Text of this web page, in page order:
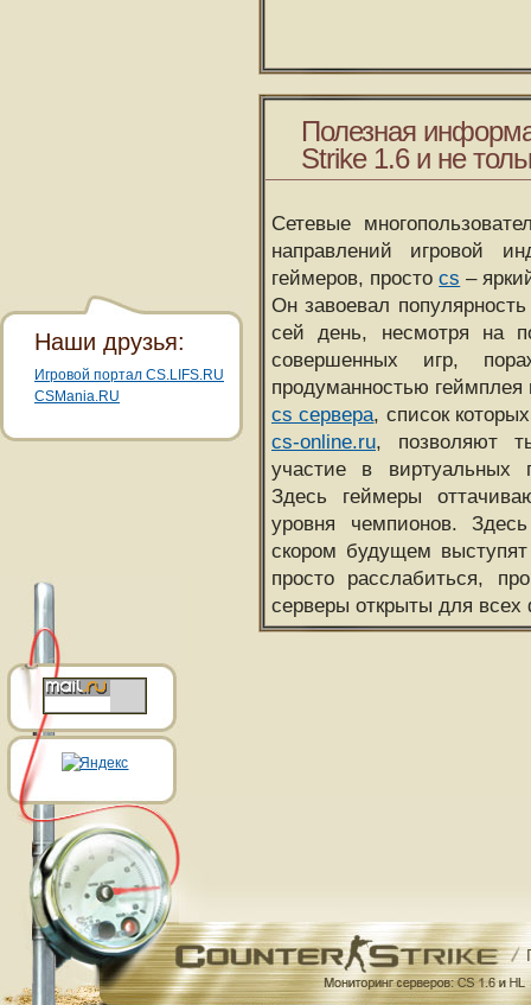
Полезная
Strike 1.6 и не
Сетевые
направлений игровой
геймеров, простоcs –
Он завоевал
сей день, несмотря на
совершенных игр,
продуманностью
cs сервера, список
cs-online.ru, позволяют
участие в виртуальных
Здесь геймеры
уровня чемпионов.
скором будущем
просто расслабиться,
серверы открыты для всех
Наши друзья:
Игровой портал CS.LIFS.RU
CSMania.RU